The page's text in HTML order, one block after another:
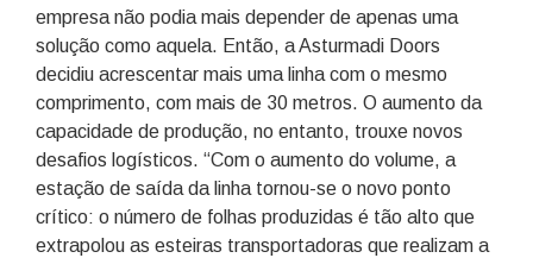
empresa não podia mais depender de apenas uma
solução como aquela. Então, a Asturmadi Doors
decidiu acrescentar mais uma linha com o mesmo
comprimento, com mais de 30 metros. O aumento da
capacidade de produção, no entanto, trouxe novos
desafios logísticos. “Com o aumento do volume, a
estação de saída da linha tornou-se o novo ponto
crítico: o número de folhas produzidas é tão alto que
extrapolou as esteiras transportadoras que realizam a